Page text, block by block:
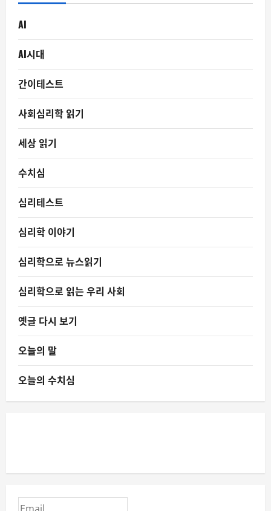
AI
AI시대
간이테스트
사회심리학 읽기
세상 읽기
수치심
심리테스트
심리학 이야기
심리학으로 뉴스읽기
심리학으로 읽는 우리 사회
옛글 다시 보기
오늘의 말
오늘의 수치심